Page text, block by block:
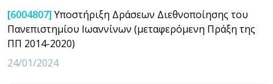
[6004807] Υποστήριξη Δράσεων Διεθνοποίησης του
Πανεπιστημίου Ιωαννίνων (μεταφερόμενη Πράξη της
ΠΠ 2014-2020)
24/01/2024